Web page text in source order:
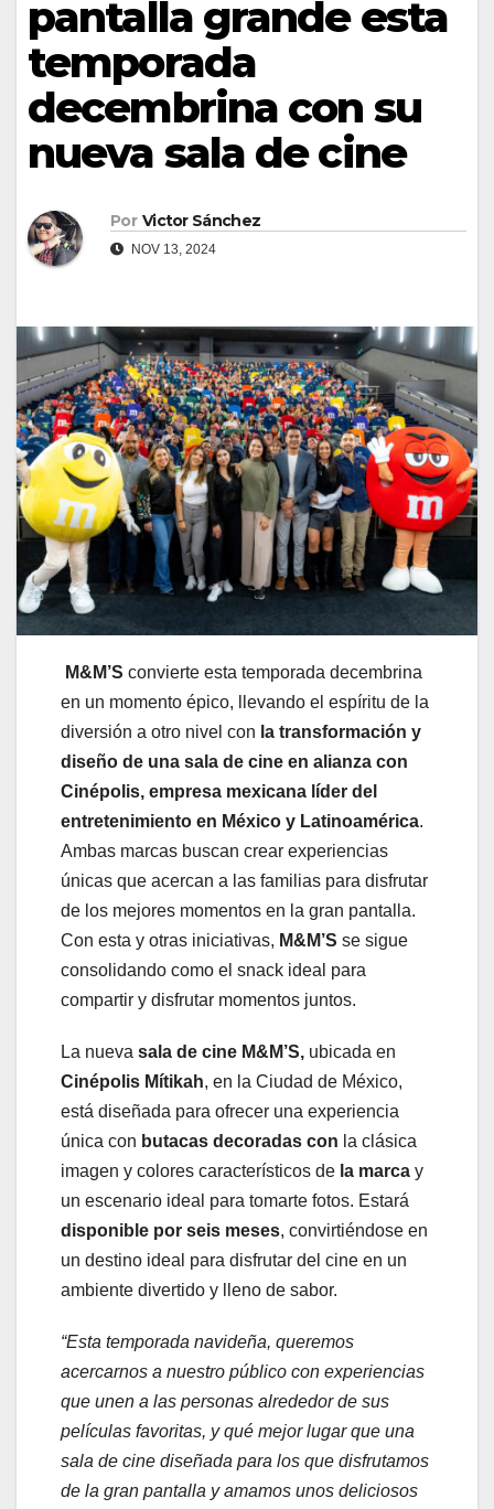
pantalla grande esta
temporada
decembrina con su
nueva sala de cine
Por Victor Sánchez
NOV 13, 2024
M&M’S convierte esta temporada decembrina
en un momento épico, llevando el espíritu de la
diversión a otro nivel con la transformación y
diseño de una sala de cine en alianza con
Cinépolis, empresa mexicana líder del
entretenimiento en México y Latinoamérica.
Ambas marcas buscan crear experiencias
únicas que acercan a las familias para disfrutar
de los mejores momentos en la gran pantalla.
Con esta y otras iniciativas, M&M’S se sigue
consolidando como el snack ideal para
compartir y disfrutar momentos juntos.
La nueva sala de cine M&M’S, ubicada en
Cinépolis Mítikah, en la Ciudad de México,
está diseñada para ofrecer una experiencia
única con butacas decoradas con la clásica
imagen y colores característicos de la marca y
un escenario ideal para tomarte fotos. Estará
disponible por seis meses, convirtiéndose en
un destino ideal para disfrutar del cine en un
ambiente divertido y lleno de sabor.
“Esta temporada navideña, queremos
acercarnos a nuestro público con experiencias
que unen a las personas alrededor de sus
películas favoritas, y qué mejor lugar que una
sala de cine diseñada para los que disfrutamos
de la gran pantalla y amamos unos deliciosos